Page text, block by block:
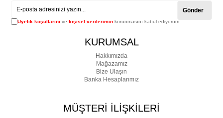
Gönder
Üyelik koşullarını vekişisel verilerimin korunmasını kabul ediyorum.
KURUMSAL
Hakkımızda
Mağazamız
Bize Ulaşın
Banka Hesaplarımız
MÜŞTERİ İLİŞKİLERİ